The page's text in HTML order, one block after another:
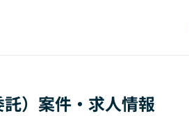
）案件・求人情報